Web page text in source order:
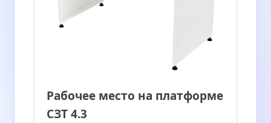
Рабочее место на платформе
СЗТ 4.3